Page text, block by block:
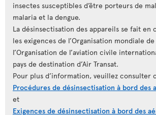
insectes susceptibles d’être porteurs de
malaria et la dengue.
La désinsectisation des appareils se fait en
les exigences de l’Organisation mondiale de
l’Organisation de l’aviation civile
pays de destination d’Air Transat.
Pour plus d’information, veuillez consulter
Procédures de désinsectisation à bord des
et
Exigences de désinsectisation à bord des